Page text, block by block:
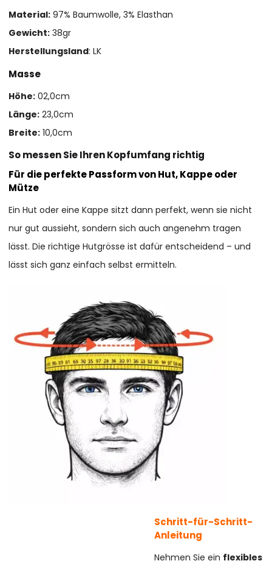
Material: 97% Baumwolle, 3% Elasthan
Gewicht: 38gr
Herstellungsland: LK
Masse
Höhe: 02,0cm
Länge: 23,0cm
Breite: 10,0cm
So messen Sie Ihren Kopfumfang richtig
Für die perfekte Passform von Hut, Kappe oder
Mütze
Ein Hut oder eine Kappe sitzt dann perfekt, wenn sie nicht
nur gut aussieht, sondern sich auch angenehm tragen
lässt. Die richtige Hutgrösse ist dafür entscheidend – und
lässt sich ganz einfach selbst ermitteln.
Schritt-für-Schritt-
Anleitung
Nehmen Sie ein flexibles